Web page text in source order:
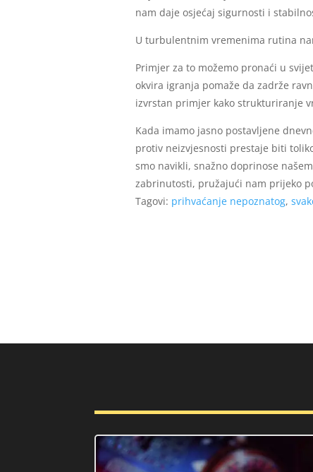
nam daje osjećaj sigurnosti i
U turbulentnim vremenima rutina
Primjer za to možemo pronaći u
okvira igranja pomaže da zadrže
izvrstan primjer kako strukturiranje
Kada imamo jasno postavljene
protiv neizvjesnosti prestaje biti
smo navikli, snažno doprinose
zabrinutosti, pružajući nam prijeko
Tagovi: prihvaćanje nepoznatog,